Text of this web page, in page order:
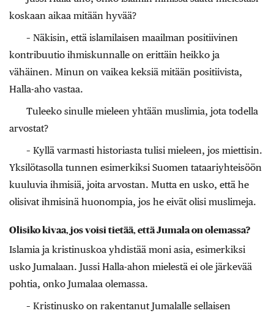
koskaan aikaa mitään hyvää?
– Näkisin, että islamilaisen maailman positiivinen
kontribuutio ihmiskunnalle on erittäin heikko ja
vähäinen. Minun on vaikea keksiä mitään positiivista,
Halla-aho vastaa.
Tuleeko sinulle mieleen yhtään muslimia, jota todella
arvostat?
– Kyllä varmasti historiasta tulisi mieleen, jos miettisin.
Yksilötasolla tunnen esimerkiksi Suomen tataariyhteisöön
kuuluvia ihmisiä, joita arvostan. Mutta en usko, että he
olisivat ihmisinä huonompia, jos he eivät olisi muslimeja.
Olisiko kivaa, jos voisi tietää, että Jumala on olemassa?
Islamia ja kristinuskoa yhdistää moni asia, esimerkiksi
usko Jumalaan. Jussi Halla-ahon mielestä ei ole järkevää
pohtia, onko Jumalaa olemassa.
– Kristinusko on rakentanut Jumalalle sellaisen